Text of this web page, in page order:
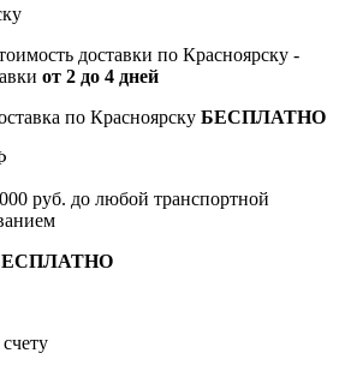
доставки по Красноярску -
от 2 до 4 дней
по Красноярску БЕСПЛАТНО
руб. до любой транспортной